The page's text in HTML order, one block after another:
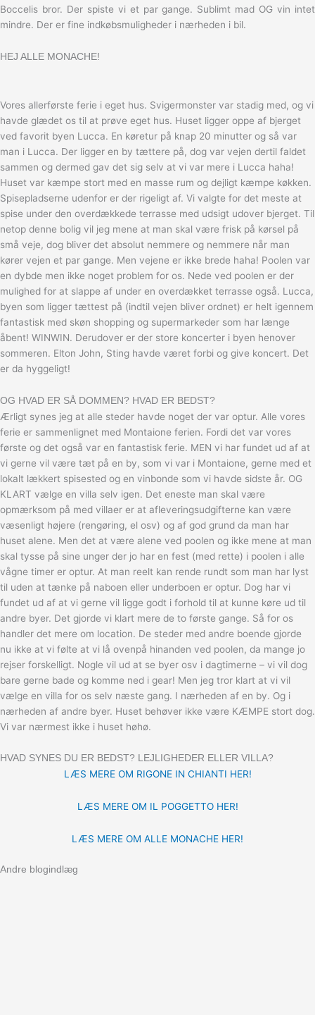
Boccelis bror. Der spiste vi et par gange. Sublimt mad OG vin intet
mindre. Der er fine indkøbsmuligheder i nærheden i bil.
HEJ ALLE MONACHE!
Vores allerførste ferie i eget hus. Svigermonster var stadig med, og vi
havde glædet os til at prøve eget hus. Huset ligger oppe af bjerget
ved favorit byen Lucca. En køretur på knap 20 minutter og så var
man i Lucca. Der ligger en by tættere på, dog var vejen dertil faldet
sammen og dermed gav det sig selv at vi var mere i Lucca haha!
Huset var kæmpe stort med en masse rum og dejligt kæmpe køkken.
Spisepladserne udenfor er der rigeligt af. Vi valgte for det meste at
spise under den overdækkede terrasse med udsigt udover bjerget. Til
netop denne bolig vil jeg mene at man skal være frisk på kørsel på
små veje, dog bliver det absolut nemmere og nemmere når man
kører vejen et par gange. Men vejene er ikke brede haha! Poolen var
en dybde men ikke noget problem for os. Nede ved poolen er der
mulighed for at slappe af under en overdækket terrasse også. Lucca,
byen som ligger tættest på (indtil vejen bliver ordnet) er helt igennem
fantastisk med skøn shopping og supermarkeder som har længe
åbent! WINWIN. Derudover er der store koncerter i byen henover
sommeren. Elton John, Sting havde været forbi og give koncert. Det
er da hyggeligt!
OG HVAD ER SÅ DOMMEN? HVAD ER BEDST?
Ærligt synes jeg at alle steder havde noget der var optur. Alle vores
ferie er sammenlignet med Montaione ferien. Fordi det var vores
første og det også var en fantastisk ferie. MEN vi har fundet ud af at
vi gerne vil være tæt på en by, som vi var i Montaione, gerne med et
lokalt lækkert spisested og en vinbonde som vi havde sidste år. OG
KLART vælge en villa selv igen. Det eneste man skal være
opmærksom på med villaer er at afleveringsudgifterne kan være
væsenligt højere (rengøring, el osv) og af god grund da man har
huset alene. Men det at være alene ved poolen og ikke mene at man
skal tysse på sine unger der jo har en fest (med rette) i poolen i alle
vågne timer er optur. At man reelt kan rende rundt som man har lyst
til uden at tænke på naboen eller underboen er optur. Dog har vi
fundet ud af at vi gerne vil ligge godt i forhold til at kunne køre ud til
andre byer. Det gjorde vi klart mere de to første gange. Så for os
handler det mere om location. De steder med andre boende gjorde
nu ikke at vi følte at vi lå ovenpå hinanden ved poolen, da mange jo
rejser forskelligt. Nogle vil ud at se byer osv i dagtimerne – vi vil dog
bare gerne bade og komme ned i gear! Men jeg tror klart at vi vil
vælge en villa for os selv næste gang. I nærheden af en by. Og i
nærheden af andre byer. Huset behøver ikke være KÆMPE stort dog.
Vi var nærmest ikke i huset høhø.
HVAD SYNES DU ER BEDST? LEJLIGHEDER ELLER VILLA?
LÆS MERE OM RIGONE IN CHIANTI HER!
LÆS MERE OM IL POGGETTO HER!
LÆS MERE OM ALLE MONACHE HER!
Andre blogindlæg